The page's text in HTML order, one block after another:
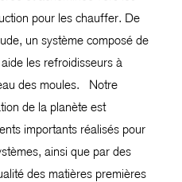
pour les chauffer. De
un système composé de
les refroidisseurs à
des moules. Notre
de la planète est
importants réalisés pour
ainsi que par des
des matières premières